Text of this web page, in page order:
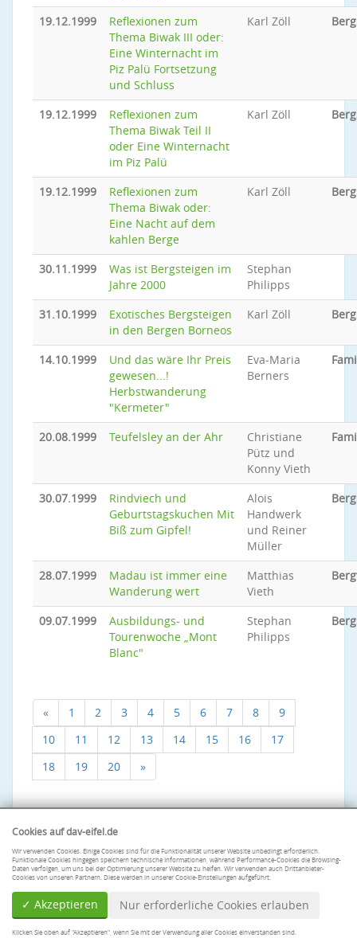
19.12.1999
Reflexionen zum
Thema Biwak III oder:
Eine Winternacht im
Piz Palü Fortsetzung
und Schluss
Karl Zöll
19.12.1999
Reflexionen zum
Thema Biwak Teil II
oder Eine Winternacht
im Piz Palü
Karl Zöll
19.12.1999
Reflexionen zum
Thema Biwak oder:
Eine Nacht auf dem
kahlen Berge
Karl Zöll
30.11.1999
Was ist Bergsteigen im
Jahre 2000
Stephan
Philipps
31.10.1999
Exotisches Bergsteigen
in den Bergen Borneos
Karl Zöll
14.10.1999
Und das wäre Ihr Preis
gewesen...!
Herbstwanderung
"Kermeter"
Eva-Maria
Berners
20.08.1999 Teufelsley an der Ahr
Christiane
Pütz und
Konny Vieth
30.07.1999
Rindviech und
Geburtstagskuchen Mit
Biß zum Gipfel!
Alois
Handwerk
und Reiner
Müller
28.07.1999
Madau ist immer eine
Wanderung wert
Matthias
Vieth
09.07.1999
Ausbildungs- und
Tourenwoche „Mont
Blanc"
Stephan
Philipps
« 1 2 3 4 5 6 7 8
9
10
11 12 13 14 15 16
17
18
19 20 »
Cookies auf dav-eifel.de
Wir verwenden Cookies. Einige Cookies sind für die Funktionalität unserer Website unbedingt erforderlich.
Funktionale Cookies hingegen speichern technische Informationen, während Performance-Cookies die Browsing-
Daten verfolgen, um uns bei der Optimierung unserer Website zu helfen. Wir verwenden auch Drittanbieter-
Cookies von unseren Partnern. Diese werden in unserer Cookie-Einstellungen aufgeführt.
✓ Akzeptieren Nur erforderliche Cookies erlauben
Klicken Sie oben auf "Akzeptieren", wenn Sie mit der Verwendung aller Cookies einverstanden sind.